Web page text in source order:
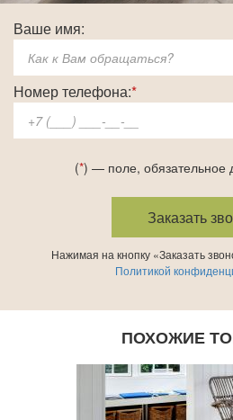
Ваше имя:
Номер телефона:*
(*) — поле, обязательное
Нажимая на кнопку «Заказать
Политикой
ПОХОЖИЕ